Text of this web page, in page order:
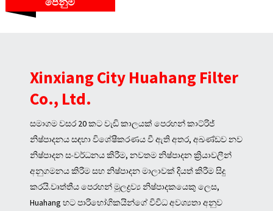
Xinxiang City Huahang Filter
Co., Ltd.
සමාගම වසර 20 කට වැඩි කාලයක් පෙරහන් කාට්රිජ්
නිෂ්පාදනය සඳහා විශේෂීකරණය වී ඇති අතර, අඛණ්ඩව නව
නිෂ්පාදන සංවර්ධනය කිරීම, නවතම නිෂ්පාදන ක්‍රියාවලීන්
අනුගමනය කිරීම සහ නිෂ්පාදන මාලාවක් දියත් කිරීම සිදු
කරයි.වෘත්තීය පෙරහන් මූලද්‍රව්‍ය නිෂ්පාදකයෙකු ලෙස,
Huahang හට පාරිභෝගිකයින්ගේ විවිධ අවශ්‍යතා අනුව